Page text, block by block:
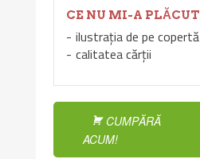
CE NU MI-A PLĂCUT
ilustrația de pe copertă
calitatea cărții
CUMPĂRĂ
ACUM!